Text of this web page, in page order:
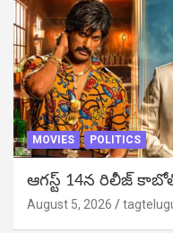
MOVIES POLITICS
ఆగస్ట్ 14న రిలీజ్
August 5, 2026